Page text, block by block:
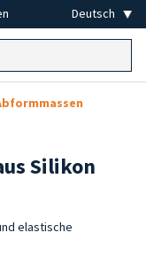
Silikon
elastische